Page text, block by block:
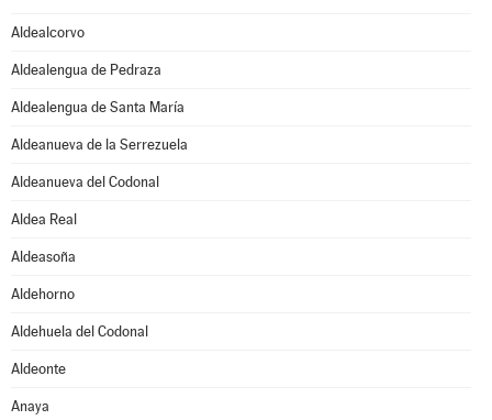
Aldealcorvo
Aldealengua de Pedraza
Aldealengua de Santa María
Aldeanueva de la Serrezuela
Aldeanueva del Codonal
Aldea Real
Aldeasoña
Aldehorno
Aldehuela del Codonal
Aldeonte
Anaya